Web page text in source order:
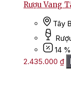
Rượu Vang
Tây
14 %
2.435.000 ₫